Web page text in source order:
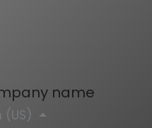
name
(US)